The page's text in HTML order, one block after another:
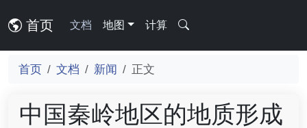
首页 文档 地图 计算
首页 文档 新闻 正文
中国秦岭地区的地质形成